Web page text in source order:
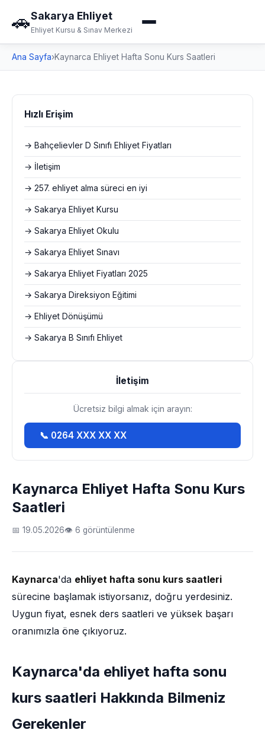
🚗Sakarya Ehliyet
Ehliyet Kursu & Sınav Merkezi
Ana Sayfa›Kaynarca Ehliyet Hafta Sonu Kurs Saatleri
Kaynarca Ehliyet Hafta Sonu Kurs
Saatleri
📅 19.05.2026👁 6 görüntülenme
Kaynarca'da ehliyet hafta sonu kurs saatleri
sürecine başlamak istiyorsanız, doğru yerdesiniz.
Uygun fiyat, esnek ders saatleri ve yüksek başarı
oranımızla öne çıkıyoruz.
Kaynarca'da ehliyet hafta sonu
kurs saatleri Hakkında Bilmeniz
Gerekenler
Hızlı Erişim
→ Bahçelievler D Sınıfı Ehliyet Fiyatları
→ İletişim
→ 257. ehliyet alma süreci en iyi
→ Sakarya Ehliyet Kursu
→ Sakarya Ehliyet Okulu
→ Sakarya Ehliyet Sınavı
→ Sakarya Ehliyet Fiyatları 2025
→ Sakarya Direksiyon Eğitimi
→ Ehliyet Dönüşümü
→ Sakarya B Sınıfı Ehliyet
İletişim
Ücretsiz bilgi almak için arayın:
📞 0264 XXX XX XX